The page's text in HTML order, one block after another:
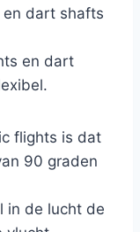
dart shafts
en dart
flights is dat
90 graden
in de lucht de